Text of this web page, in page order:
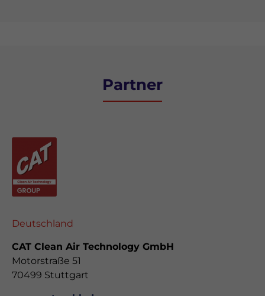
Partner
Deutschland
CAT Clean Air Technology GmbH
Motorstraße 51
70499 Stuttgart